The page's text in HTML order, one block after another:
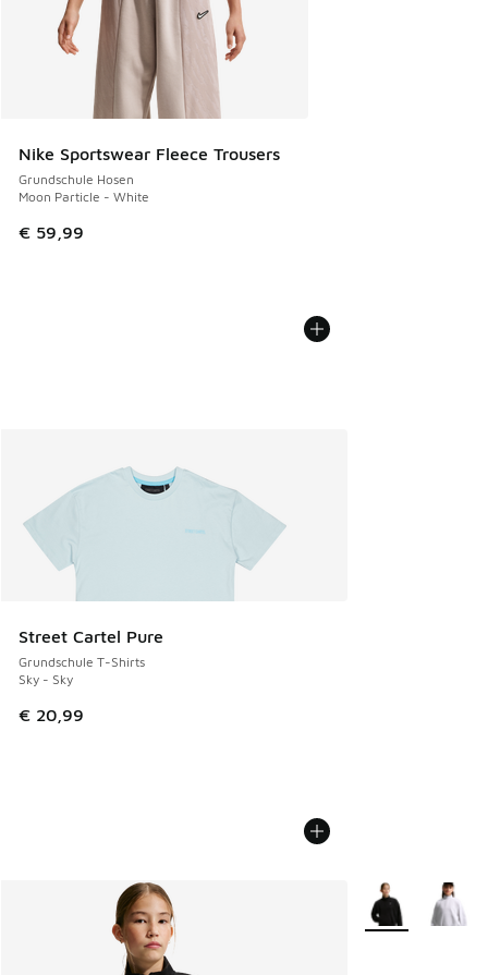
Nike Sportswear Fleece Trousers
Grundschule Hosen
Moon Particle - White
€ 59,99
Street Cartel Pure
Grundschule T-Shirts
Sky - Sky
€ 20,99
Weitere Farben